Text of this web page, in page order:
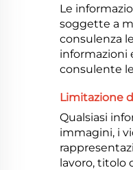
Le
soggette a
consulenza
informazioni
consulente
Limitazione
Qualsiasi
immagini, i
lavoro, titolo